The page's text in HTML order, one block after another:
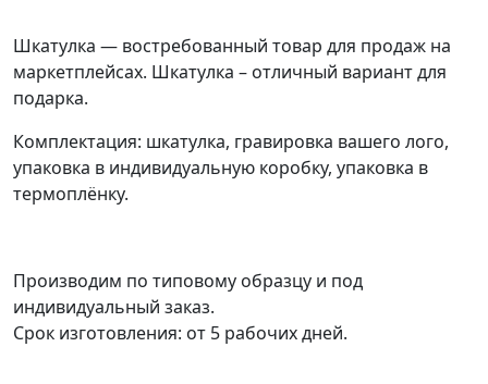
Шкатулка — востребованный товар для продаж на
маркетплейсах. Шкатулка – отличный вариант для
подарка.
Комплектация: шкатулка, гравировка вашего лого,
упаковка в индивидуальную коробку, упаковка в
термоплёнку.
Производим по типовому образцу и под
индивидуальный заказ.
Срок изготовления: от 5 рабочих дней.